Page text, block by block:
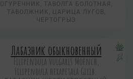
ОГУРЕЧНИК, ТАВОЛГА БОЛОТНАЯ,
ТАВОЛЖНИК, ЦАРИЦА ЛУГОВ,
ЧЕРТОГРЫЗ
Лабазник обыкновенный
Filipendula vulgaris Moench,
Filipendula hexapetala Gilib.